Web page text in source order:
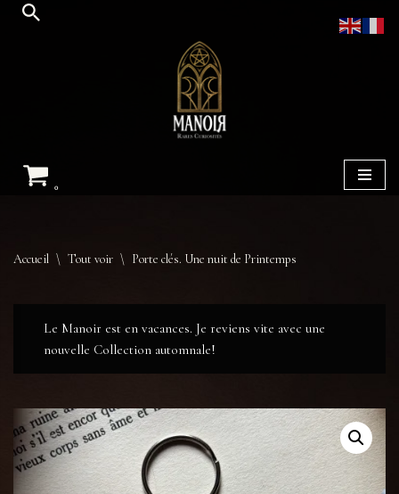
0
Accueil \ Tout voir \ Porte clés. Une nuit de Printemps
Le Manoir est en vacances. Je reviens vite avec une
nouvelle Collection automnale!